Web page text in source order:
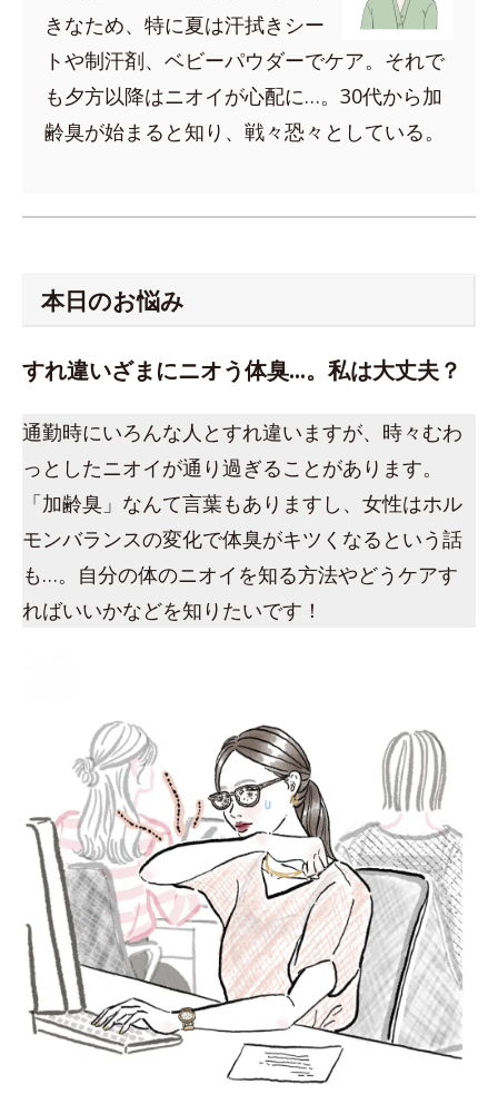
きなため、特に夏は汗拭きシー
トや制汗剤、ベビーパウダーでケア。それで
も夕方以降はニオイが心配に…。30代から加
齢臭が始まると知り、戦々恐々としている。
本日のお悩み
すれ違いざまにニオう体臭…。私は大丈夫？
通勤時にいろんな人とすれ違いますが、時々むわ
っとしたニオイが通り過ぎることがあります。
「加齢臭」なんて言葉もありますし、女性はホル
モンバランスの変化で体臭がキツくなるという話
も…。自分の体のニオイを知る方法やどうケアす
ればいいかなどを知りたいです！